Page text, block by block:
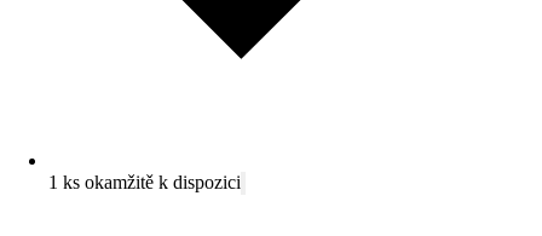
1 ks okamžitě k dispozici